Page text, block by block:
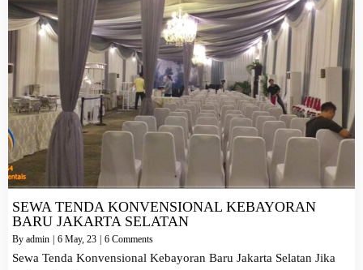
SEWA TENDA KONVENSIONAL KEBAYORAN
BARU JAKARTA SELATAN
By admin 6 May, 23 6 Comments
Sewa Tenda Konvensional Kebayoran Baru Jakarta Selatan Jika